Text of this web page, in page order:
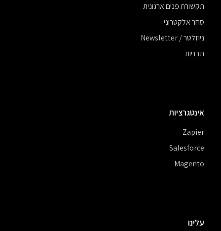
תקשורת פנים ארגונית
סחר אלקטרוני
ניוזלטר / Newsletter
תבניות
אינטגרציות
Zapier
Salesforce
Magento
עלינו